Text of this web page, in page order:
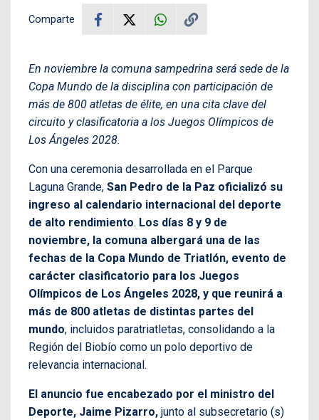
Comparte
En noviembre la comuna sampedrina será sede de la
Copa Mundo de la disciplina con participación de
más de 800 atletas de élite, en una cita clave del
circuito y clasificatoria a los Juegos Olímpicos de
Los Ángeles 2028.
Con una ceremonia desarrollada en el Parque
Laguna Grande, San Pedro de la Paz oficializó su
ingreso al calendario internacional del deporte
de alto rendimiento. Los días 8 y 9 de
noviembre, la comuna albergará una de las
fechas de la Copa Mundo de Triatlón, evento de
carácter clasificatorio para los Juegos
Olímpicos de Los Ángeles 2028, y que reunirá a
más de 800 atletas de distintas partes del
mundo, incluidos paratriatletas, consolidando a la
Región del Biobío como un polo deportivo de
relevancia internacional.
El anuncio fue encabezado por el ministro del
Deporte, Jaime Pizarro, junto al subsecretario (s)